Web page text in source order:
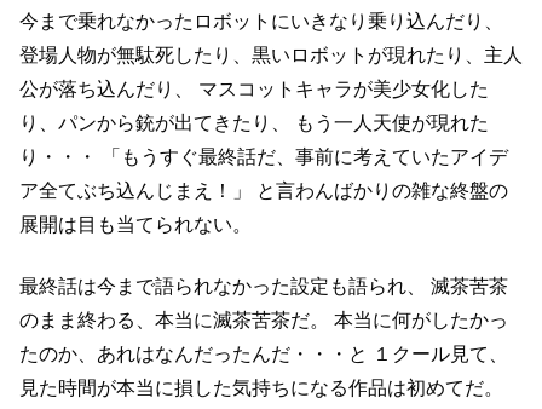
今まで乗れなかったロボットにいきなり乗り込んだり、
登場人物が無駄死したり、黒いロボットが現れたり、主人
公が落ち込んだり、
マスコットキャラが美少女化した
り、パンから銃が出てきたり、
もう一人天使が現れた
り・・・
「もうすぐ最終話だ、事前に考えていたアイデ
ア全てぶち込んじまえ！」
と言わんばかりの雑な終盤の
展開は目も当てられない。
最終話は今まで語られなかった設定も語られ、
滅茶苦茶
のまま終わる、本当に滅茶苦茶だ。
本当に何がしたかっ
たのか、あれはなんだったんだ・・・と
１クール見て、
見た時間が本当に損した気持ちになる作品は初めてだ。